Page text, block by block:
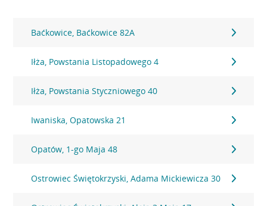
Baćkowice, Baćkowice 82A
Iłża, Powstania Listopadowego 4
Iłża, Powstania Styczniowego 40
Iwaniska, Opatowska 21
Opatów, 1-go Maja 48
Ostrowiec Świętokrzyski, Adama Mickiewicza 30